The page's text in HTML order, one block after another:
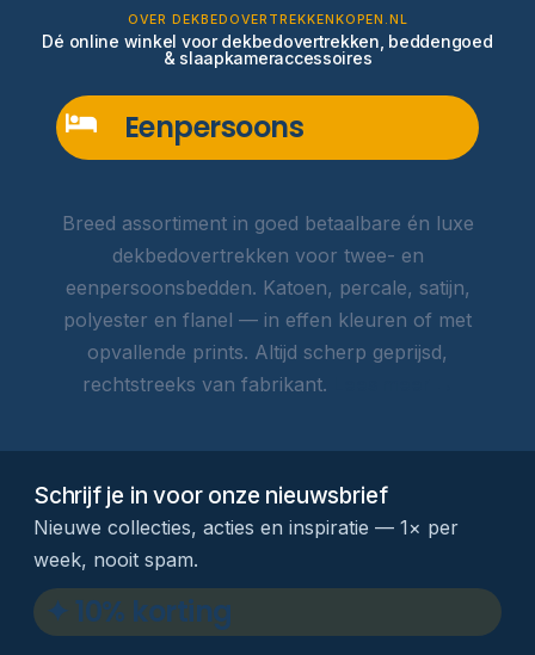
OVER DEKBEDOVERTREKKENKOPEN.NL
Dé online winkel voor dekbedovertrekken, beddengoed
& slaapkameraccessoires
Eenpersoons
Breed assortiment in goed betaalbare én luxe
dekbedovertrekken voor twee- en
eenpersoonsbedden. Katoen, percale, satijn,
polyester en flanel — in effen kleuren of met
opvallende prints. Altijd scherp geprijsd,
rechtstreeks van fabrikant.
Schrijf je in voor onze nieuwsbrief
Nieuwe collecties, acties en inspiratie — 1× per
week, nooit spam.
✦ 10% korting